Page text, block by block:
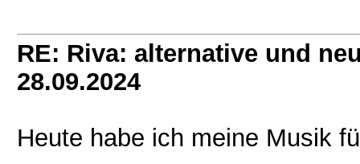
RE: Riva: alternative und
28.09.2024
Heute habe ich meine Musik